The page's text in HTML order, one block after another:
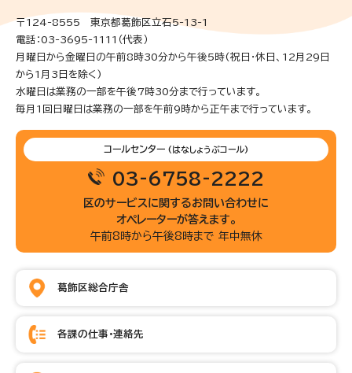
〒124-8555 東京都葛飾区立石5-13-1
電話：03-3695-1111（代表）
月曜日から金曜日の午前8時30分から午後5時(祝日・休日、12月29日
から1月3日を除く)
水曜日は業務の一部を午後7時30分まで行っています。
毎月1回日曜日は業務の一部を午前9時から正午まで行っています。
コールセンター (はなしょうぶコール)
03-6758-2222
区のサービスに関するお問い合わせに
オペレーターが答えます。
午前8時から午後8時まで 年中無休
葛飾区総合庁舎
各課の仕事・連絡先